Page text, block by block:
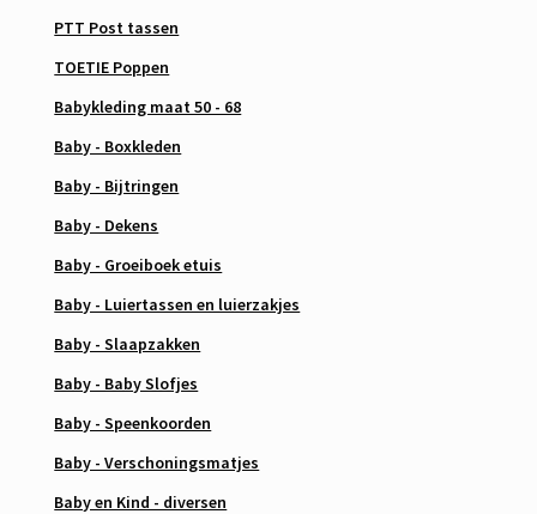
PTT Post tassen
TOETIE Poppen
Babykleding maat 50 - 68
Baby - Boxkleden
Baby - Bijtringen
Baby - Dekens
Baby - Groeiboek etuis
Baby - Luiertassen en luierzakjes
Baby - Slaapzakken
Baby - Baby Slofjes
Baby - Speenkoorden
Baby - Verschoningsmatjes
Baby en Kind - diversen